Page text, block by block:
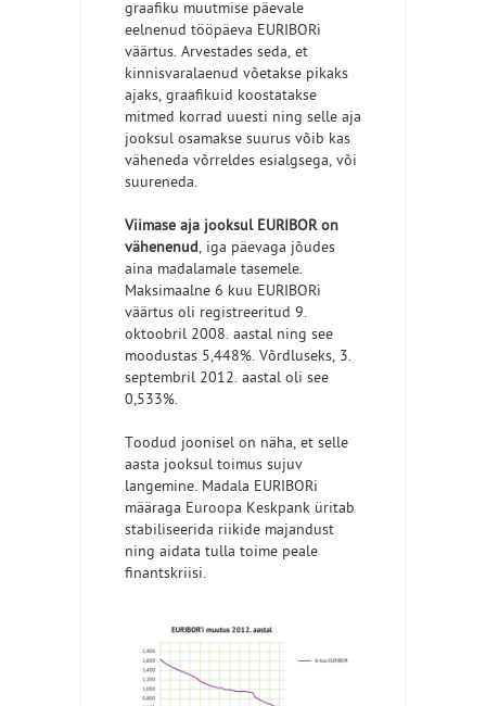
graafiku muutmise päevale
eelnenud tööpäeva EURIBORi
väärtus. Arvestades seda, et
kinnisvaralaenud võetakse pikaks
ajaks, graafikuid koostatakse
mitmed korrad uuesti ning selle aja
jooksul osamakse suurus võib kas
väheneda võrreldes esialgsega, või
suureneda.
Viimase aja jooksul EURIBOR on
vähenenud, iga päevaga jõudes
aina madalamale tasemele.
Maksimaalne 6 kuu EURIBORi
väärtus oli registreeritud 9.
oktoobril 2008. aastal ning see
moodustas 5,448%. Võrdluseks, 3.
septembril 2012. aastal oli see
0,533%.
Toodud joonisel on näha, et selle
aasta jooksul toimus sujuv
langemine. Madala EURIBORi
määraga Euroopa Keskpank üritab
stabiliseerida riikide majandust
ning aidata tulla toime peale
finantskriisi.